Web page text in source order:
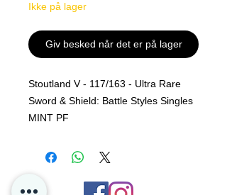
Ikke på lager
Giv besked når det er på lager
Stoutland V - 117/163 - Ultra Rare
Sword & Shield: Battle Styles Singles
MINT PF
Alle kjøp er Final og er ingen retur
Dette er for å sikre oss at kortet sendt